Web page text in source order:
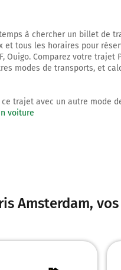
à chercher un billet de
et tous les horaires pour
Ouigo. Comparez votre
modes de transports, et
ce trajet avec un autre mode
voiture
Amsterdam,